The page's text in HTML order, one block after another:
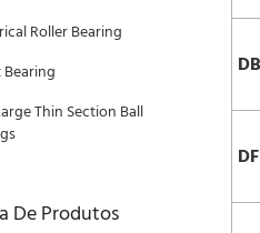
Roller Bearing
Thin Section Ball
De Produtos
DB
DF